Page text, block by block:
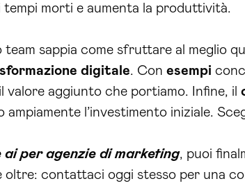
tempi morti e aumenta la produttività.
sappia come sfruttare al meglio
digitale. Con esempi
aggiunto che portiamo. Infine, il
l’investimento iniziale.
per agenzie di marketing, puoi
contattaci oggi stesso per una